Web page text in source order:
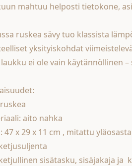
mahtuu helposti tietokone,
ruskea sävy tuo klassista
yksityiskohdat
laukku ei ole vain käytännöllinen
aito nahka
47 x 29 x 11 cm , mitattu yläosasta
sisätasku, sisäjakaja ja